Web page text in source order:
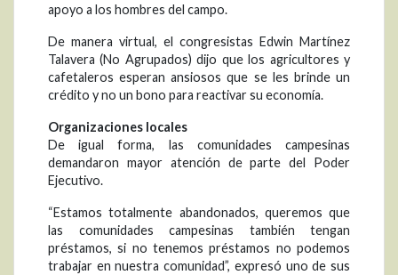
apoyo a los hombres del campo.
De manera virtual, el congresistas Edwin Martínez
Talavera (No Agrupados) dijo que los agricultores y
cafetaleros esperan ansiosos que se les brinde un
crédito y no un bono para reactivar su economía.
Organizaciones locales
De igual forma, las comunidades campesinas
demandaron mayor atención de parte del Poder
Ejecutivo.
“Estamos totalmente abandonados, queremos que
las comunidades campesinas también tengan
préstamos, si no tenemos préstamos no podemos
trabajar en nuestra comunidad”, expresó uno de sus